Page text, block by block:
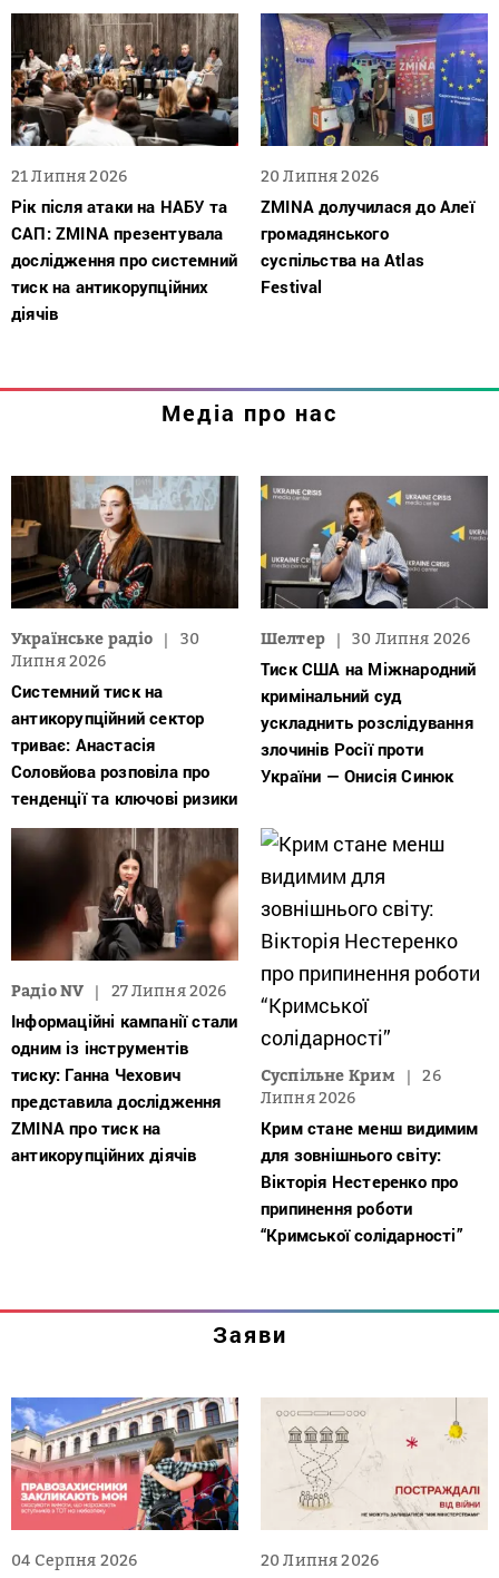
21 Липня 2026
Рік після атаки на НАБУ та
САП: ZMINA презентувала
дослідження про системний
тиск на антикорупційних
діячів
20 Липня 2026
ZMINA долучилася до Алеї
громадянського
суспільства на Atlas
Festival
Медіа про нас
Українське радіо
30
Липня 2026
Системний тиск на
антикорупційний сектор
триває: Анастасія
Соловйова розповіла про
тенденції та ключові ризики
Шелтер 30 Липня 2026
Тиск США на Міжнародний
кримінальний суд
ускладнить розслідування
злочинів Росії проти
України — Онисія Синюк
Радіо NV 27 Липня 2026
Інформаційні кампанії стали
одним із інструментів
тиску: Ганна Чехович
представила дослідження
ZMINA про тиск на
антикорупційних діячів
Суспільне Крим
26
Липня 2026
Крим стане менш видимим
для зовнішнього світу:
Вікторія Нестеренко про
припинення роботи
“Кримської солідарності”
Заяви
04 Серпня 2026 20 Липня 2026